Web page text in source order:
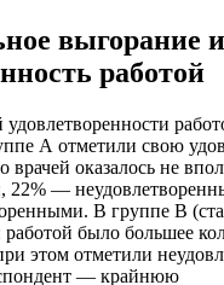
выгорание и
работой
удовлетворенности
А отметили свою
врачей оказалось не
22% —
В группе B
было большее
этом отметили
— крайнюю